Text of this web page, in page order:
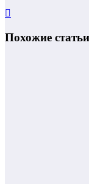
Похожие статьи